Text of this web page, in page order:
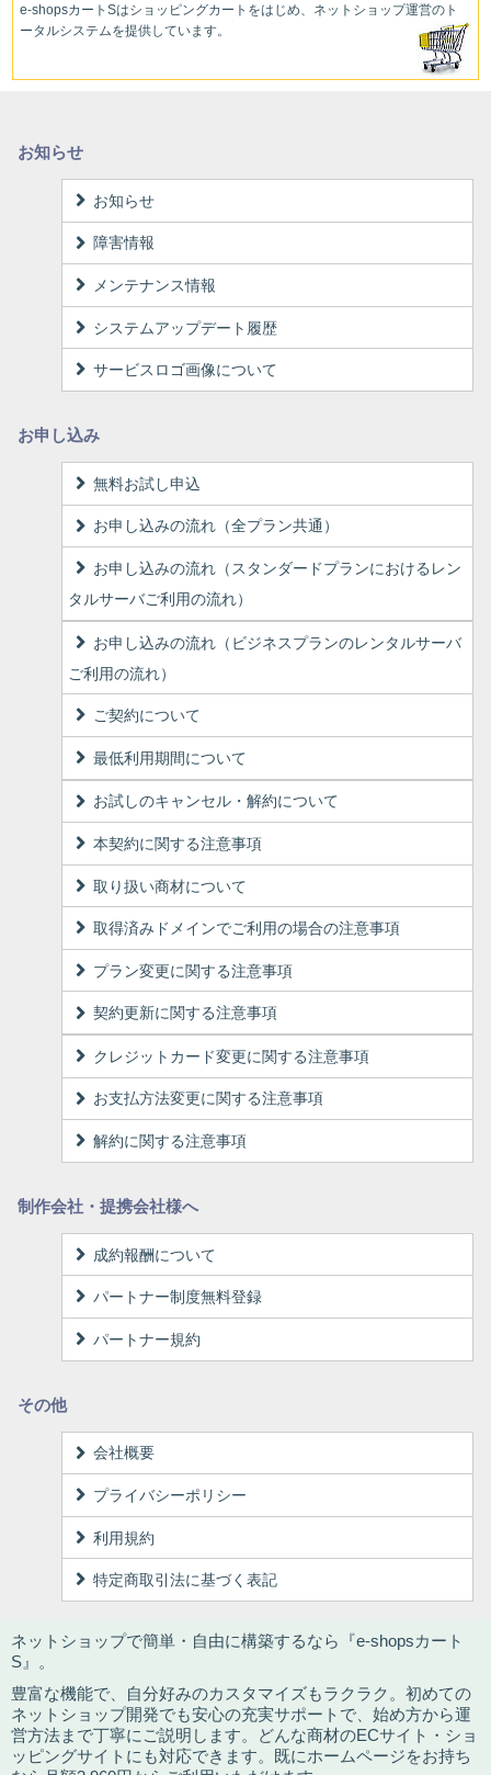
e-shopsカートSはショッピングカートをはじめ、ネットショップ運営のト
ータルシステムを提供しています。
お知らせ
お知らせ
障害情報
メンテナンス情報
システムアップデート履歴
サービスロゴ画像について
お申し込み
無料お試し申込
お申し込みの流れ（全プラン共通）
お申し込みの流れ（スタンダードプランにおけるレン
タルサーバご利用の流れ）
お申し込みの流れ（ビジネスプランのレンタルサーバ
ご利用の流れ）
ご契約について
最低利用期間について
お試しのキャンセル・解約について
本契約に関する注意事項
取り扱い商材について
取得済みドメインでご利用の場合の注意事項
プラン変更に関する注意事項
契約更新に関する注意事項
クレジットカード変更に関する注意事項
お支払方法変更に関する注意事項
解約に関する注意事項
制作会社・提携会社様へ
成約報酬について
パートナー制度無料登録
パートナー規約
その他
会社概要
プライバシーポリシー
利用規約
特定商取引法に基づく表記
ネットショップで簡単・自由に構築するなら『e-shopsカート
S』。
豊富な機能で、自分好みのカスタマイズもラクラク。初めての
ネットショップ開発でも安心の充実サポートで、始め方から運
営方法まで丁寧にご説明します。どんな商材のECサイト・ショ
ッピングサイトにも対応できます。既にホームページをお持ち